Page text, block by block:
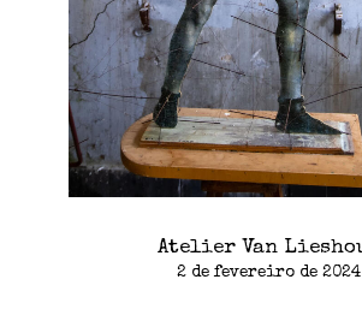
Atelier Van
2 de fevereiro de 2024